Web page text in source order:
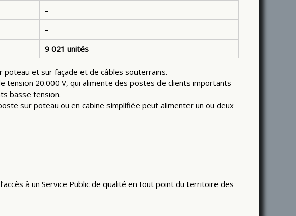
–
–
9 021 unités
et sur façade et de câbles souterrains.
tension 20.000 V, qui alimente des postes de clients importants
basse tension.
sur poteau ou en cabine simplifiée peut alimenter un ou deux
à un Service Public de qualité en tout point du territoire des